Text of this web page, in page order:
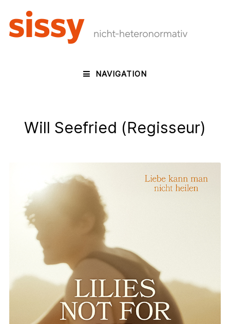
NAVIGATION
Will Seefried (Regisseur)